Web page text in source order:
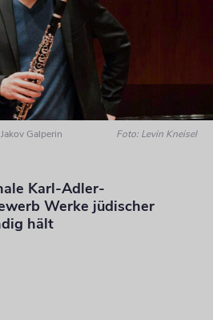
Galperin Foto: Levin Kneisel
Karl-Adler-
Werke jüdischer
hält